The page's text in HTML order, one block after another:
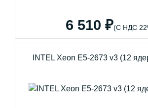
6 510 ₽(С НДС
INTEL Xeon E5-2673 v3 (12